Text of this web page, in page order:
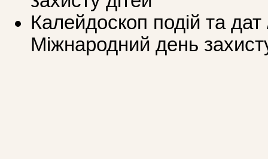
Калейдоскоп подій та
Міжнародний день